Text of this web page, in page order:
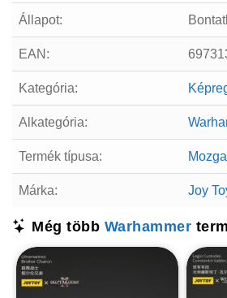
Állapot:
EAN:
Kategória:
Alkategória:
Termék típusa:
Márka: Joy
Még több Warhammer